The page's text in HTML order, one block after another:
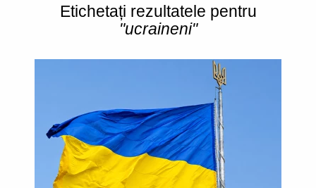
Etichetați rezultatele pentru
"ucraineni"